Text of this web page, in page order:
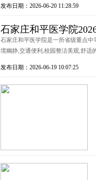
发布日期：2026-06-20 11:28:59
石家庄和平医学院
石家庄和平医学院是一所省级重点
境幽静,交通便利,校园整洁美观,舒适
发布日期：2026-06-19 10:07:25